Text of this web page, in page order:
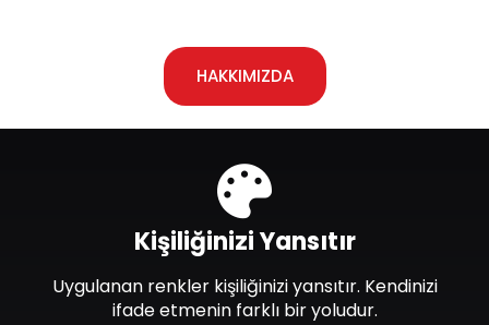
HAKKIMIZDA
Kişiliğinizi Yansıtır
Uygulanan renkler kişiliğinizi yansıtır. Kendinizi
ifade etmenin farklı bir yoludur.